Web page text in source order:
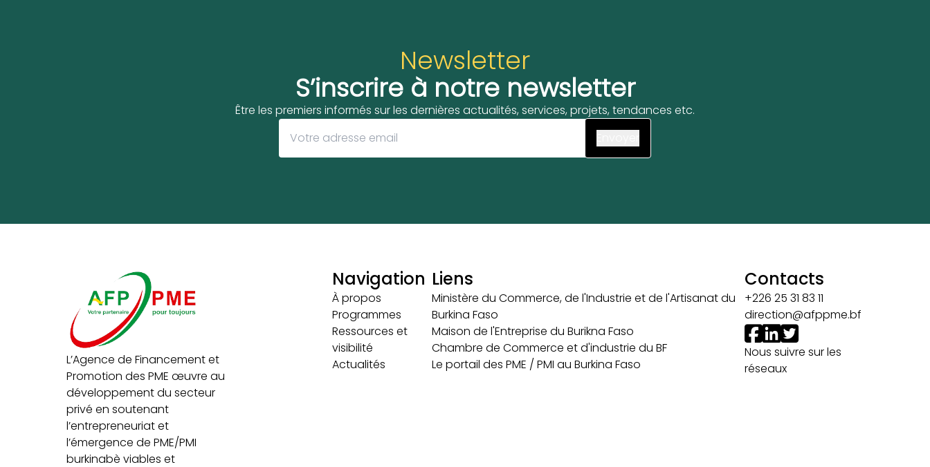
Newsletter
S’inscrire à notre newsletter
Être les premiers informés sur les dernières actualités, services, projets, tendances etc.
L’Agence de Financement et
Promotion des PME œuvre au
développement du secteur
privé en soutenant
l’entrepreneuriat et
l’émergence de PME/PMI
burkinabè viables et
Navigation
À propos
Programmes
Ressources et
visibilité
Actualités
Liens
Ministère du Commerce, de l'Industrie et de l'Artisanat du
Burkina Faso
Maison de l'Entreprise du Burikna Faso
Chambre de Commerce et d'industrie du BF
Le portail des PME / PMI au Burkina Faso
Contacts
+226 25 31 83 11
direction@afppme.bf
Nous suivre sur les
réseaux